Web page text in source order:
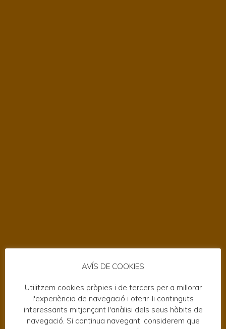
AVÍS DE COOKIES
Utilitzem cookies pròpies i de tercers per a millorar
l'experiència de navegació i oferir-li continguts
interessants mitjançant l'anàlisi dels seus hàbits de
navegació. Si continua navegant, considerem que